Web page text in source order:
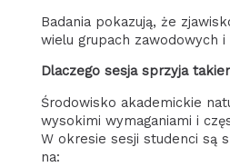
Badania pokazują, że
wielu grupach zawodowych i
Dlaczego sesja sprzyja
Środowisko akademickie
wysokimi wymaganiami i
W okresie sesji studenci są
na: